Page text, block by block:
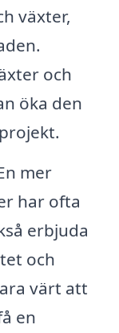
växter,
och
öka den
mer
har ofta
erbjuda
och
värt att
en